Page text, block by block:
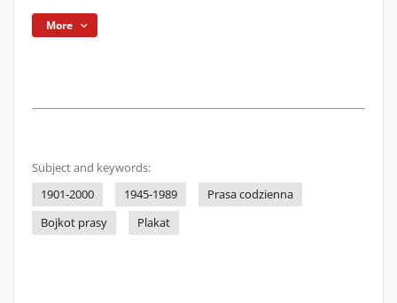
More
Subject and keywords:
1901-2000
1945-1989
Prasa codzienna
Bojkot prasy
Plakat